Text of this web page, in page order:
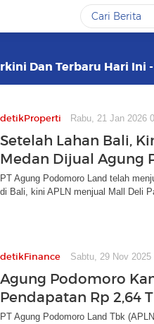
Dan Terbaru Hari Ini
detikProperti Rabu, 21 Jan 2026
Setelah Lahan Bali,
Medan Dijual Agung
PT Agung Podomoro Land telah
di Bali, kini APLN menjual Mall Deli
detikFinance Sabtu, 29 Nov 2025
Agung Podomoro
Pendapatan Rp 2,64 T
PT Agung Podomoro Land Tbk